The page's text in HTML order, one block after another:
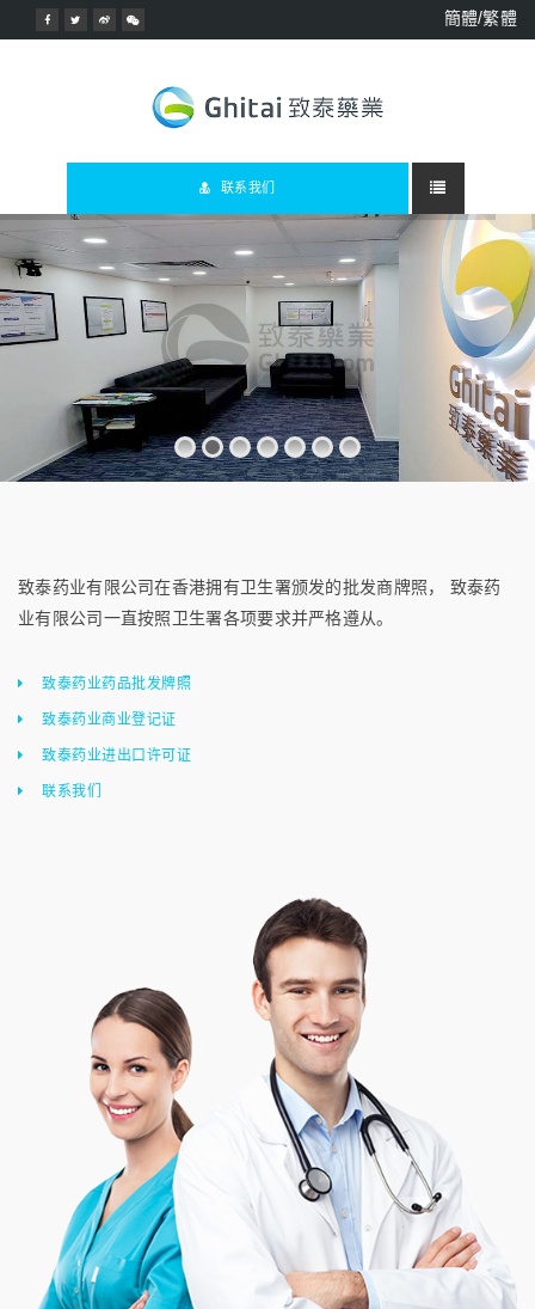
簡體/繁體
联系我们
致泰药业有限公司在香港拥有卫生署颁发的批发商牌照， 致泰药
业有限公司一直按照卫生署各项要求并严格遵从。
致泰药业药品批发牌照
致泰药业商业登记证
致泰药业进出口许可证
联系我们